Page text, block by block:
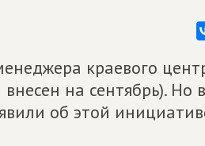
краевого
на сентябрь). Но
об этой